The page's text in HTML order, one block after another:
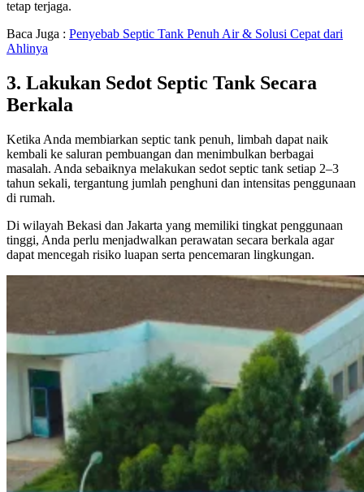
tetap terjaga.
Baca Juga : Penyebab Septic Tank Penuh Air & Solusi Cepat dari
Ahlinya
3. Lakukan Sedot Septic Tank Secara
Berkala
Ketika Anda membiarkan septic tank penuh, limbah dapat naik
kembali ke saluran pembuangan dan menimbulkan berbagai
masalah. Anda sebaiknya melakukan sedot septic tank setiap 2–3
tahun sekali, tergantung jumlah penghuni dan intensitas penggunaan
di rumah.
Di wilayah Bekasi dan Jakarta yang memiliki tingkat penggunaan
tinggi, Anda perlu menjadwalkan perawatan secara berkala agar
dapat mencegah risiko luapan serta pencemaran lingkungan.